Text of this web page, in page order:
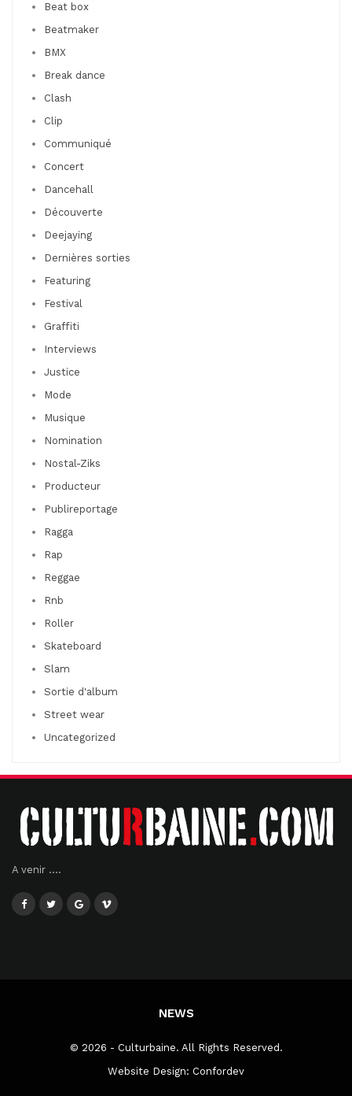
Beat box
Beatmaker
BMX
Break dance
Clash
Clip
Communiqué
Concert
Dancehall
Découverte
Deejaying
Dernières sorties
Featuring
Festival
Graffiti
Interviews
Justice
Mode
Musique
Nomination
Nostal-Ziks
Producteur
Publireportage
Ragga
Rap
Reggae
Rnb
Roller
Skateboard
Slam
Sortie d'album
Street wear
Uncategorized
A venir ....
NEWS
© 2026 - Culturbaine. All Rights Reserved.
Website Design: Confordev